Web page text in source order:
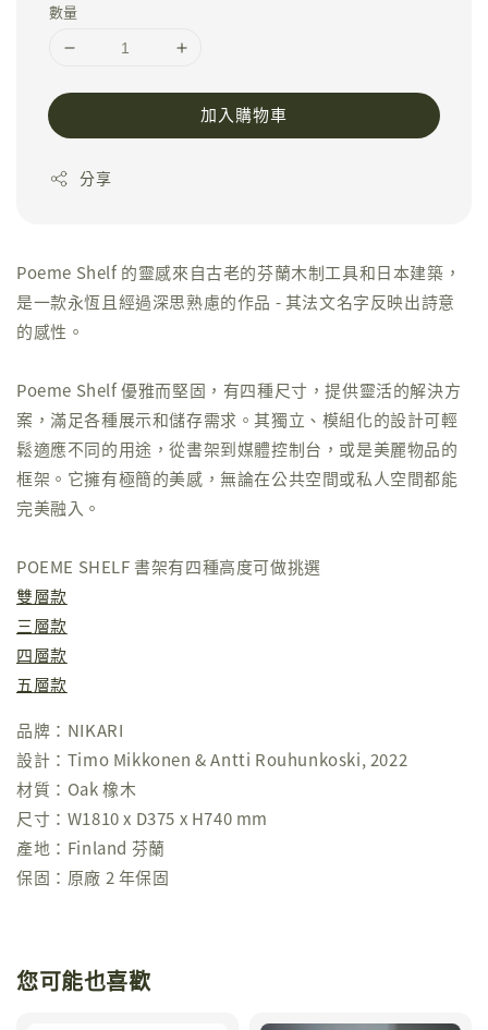
數量
加入購物車
分享
Poeme Shelf 的靈感來自古老的芬蘭木制工具和日本建築，
是一款永恆且經過深思熟慮的作品 - 其法文名字反映出詩意
的感性。
Poeme Shelf 優雅而堅固，有四種尺寸，提供靈活的解決方
案，滿足各種展示和儲存需求。其獨立、模組化的設計可輕
鬆適應不同的用途，從書架到媒體控制台，或是美麗物品的
框架。它擁有極簡的美感，無論在公共空間或私人空間都能
完美融入。
POEME SHELF 書架有四種高度可做挑選
雙層款
三層款
四層款
五層款
品牌：NIKARI
設計：Timo Mikkonen & Antti Rouhunkoski, 2022
材質：Oak 橡木
尺寸：W1810 x D375 x H740 mm
產地：Finland 芬蘭
保固：原廠 2 年保固
您可能也喜歡